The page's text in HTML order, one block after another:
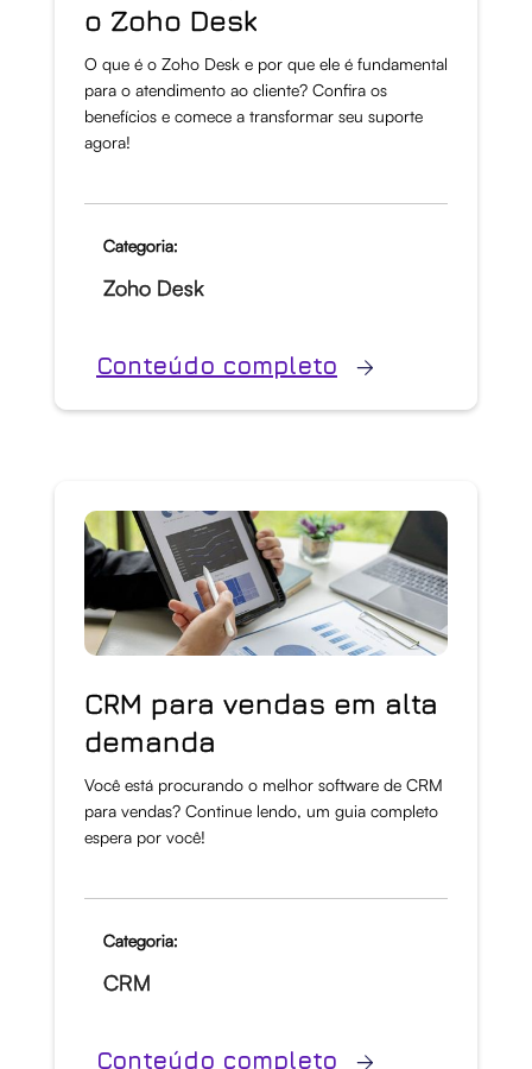
o Zoho Desk
O que é o Zoho Desk e por que ele é fundamental
para o atendimento ao cliente? Confira os
benefícios e comece a transformar seu suporte
agora!
Categoria:
Zoho Desk
Conteúdo completo
CRM para vendas em alta
demanda
Você está procurando o melhor software de CRM
para vendas? Continue lendo, um guia completo
espera por você!
Categoria:
CRM
Conteúdo completo